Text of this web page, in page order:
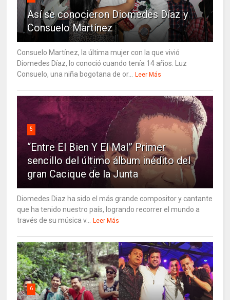
Así se conocieron Diomedes Díaz y
Consuelo Martínez
Consuelo Martínez, la última mujer con la que vivió
Diomedes Díaz, lo conoció cuando tenía 14 años. Luz
Consuelo, una niña bogotana de or... Leer Más
5
“Entre El Bien Y El Mal” Primer
sencillo del último álbum inédito del
gran Cacique de la Junta
Diomedes Diaz ha sido el más grande compositor y cantante
que ha tenido nuestro país, logrando recorrer el mundo a
través de su música v... Leer Más
6